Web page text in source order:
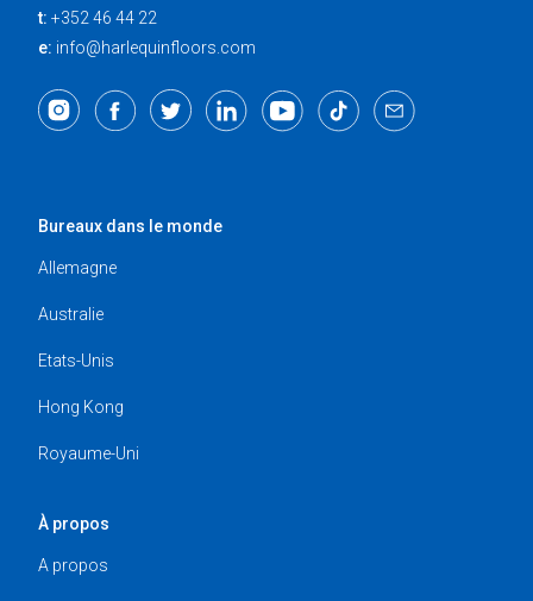
t: +352 46 44 22
e: info@harlequinfloors.com
Bureaux dans le monde
Allemagne
Australie
Etats-Unis
Hong Kong
Royaume-Uni
À propos
A propos